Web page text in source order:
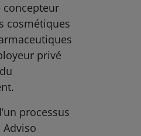
concepteur
cosmétiques
privé
processus